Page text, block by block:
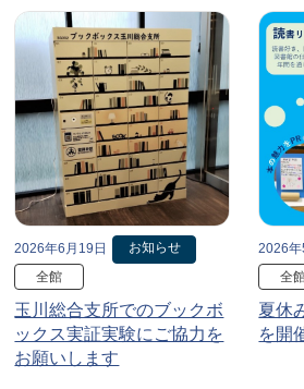
2026年6月19日
お知らせ
全館
玉川総合支所でのブックボ
ックス実証実験にご協力を
お願いします
2026年
全
夏休
を開